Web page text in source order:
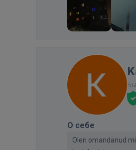
О себе
Olen omandanud